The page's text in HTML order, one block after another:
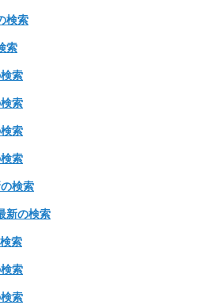
検索
索
索
索
索
索
検索
新の検索
索
索
索